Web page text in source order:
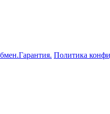
Политика